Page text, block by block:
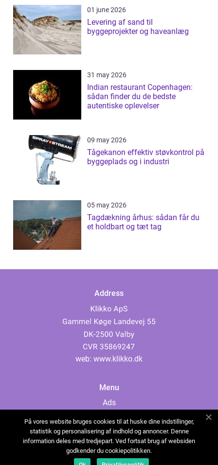
01 june 2026
Levering af sand til
byggeprojekter og haveanlæg
31 may 2026
Indian restaurant Copenhagen:
sådan finder du de bedste
autentiske oplevelser
09 may 2026
Tågekanon effektiv støvkontrol på
byggeplads og i industri
05 may 2026
Tagdækning århus: sådan får du
et holdbart og tæt tag
Address
web: www.klikko.dk
Menu
Ads
Cookies
Contact
Sitemap
På vores website bruges cookies til at huske dine indstillinger,
statistik og personalisering af indhold og annoncer. Denne
information deles med tredjepart. Ved fortsat brug af websiden
godkender du cookiepolitikken.